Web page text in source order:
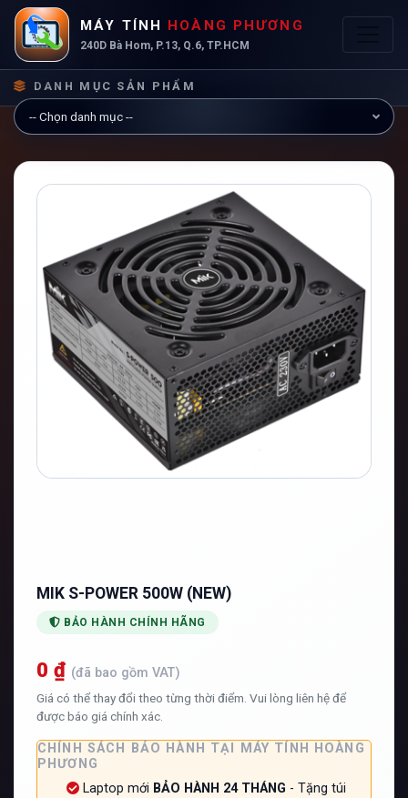
MÁY TÍNH HOÀNG PHƯƠNG
240D Bà Hom, P.13, Q.6, TP.HCM
DANH MỤC SẢN PHẨM
MIK S-POWER 500W (NEW)
BẢO HÀNH CHÍNH HÃNG
0 ₫ (đã bao gồm VAT)
Giá có thể thay đổi theo từng thời điểm. Vui lòng liên hệ để
được báo giá chính xác.
CHÍNH SÁCH BẢO HÀNH TẠI MÁY TÍNH HOÀNG
PHƯƠNG
Laptop mới BẢO HÀNH 24 THÁNG - Tặng túi